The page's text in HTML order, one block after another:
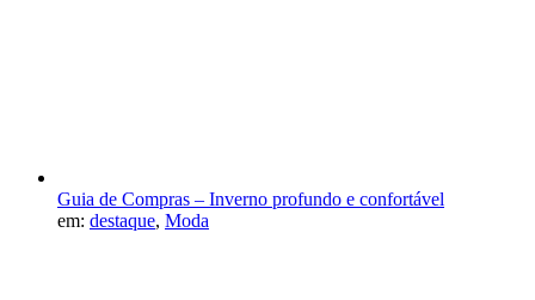
Guia de Compras – Inverno profundo e confortável
em: destaque, Moda